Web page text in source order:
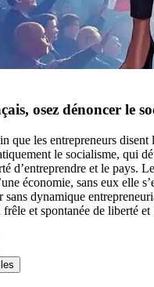
osez dénoncer le
que les entrepreneurs disent
le socialisme, qui
d’entreprendre et le pays.
économie, sans eux elle
sans dynamique
et spontanée de liberté